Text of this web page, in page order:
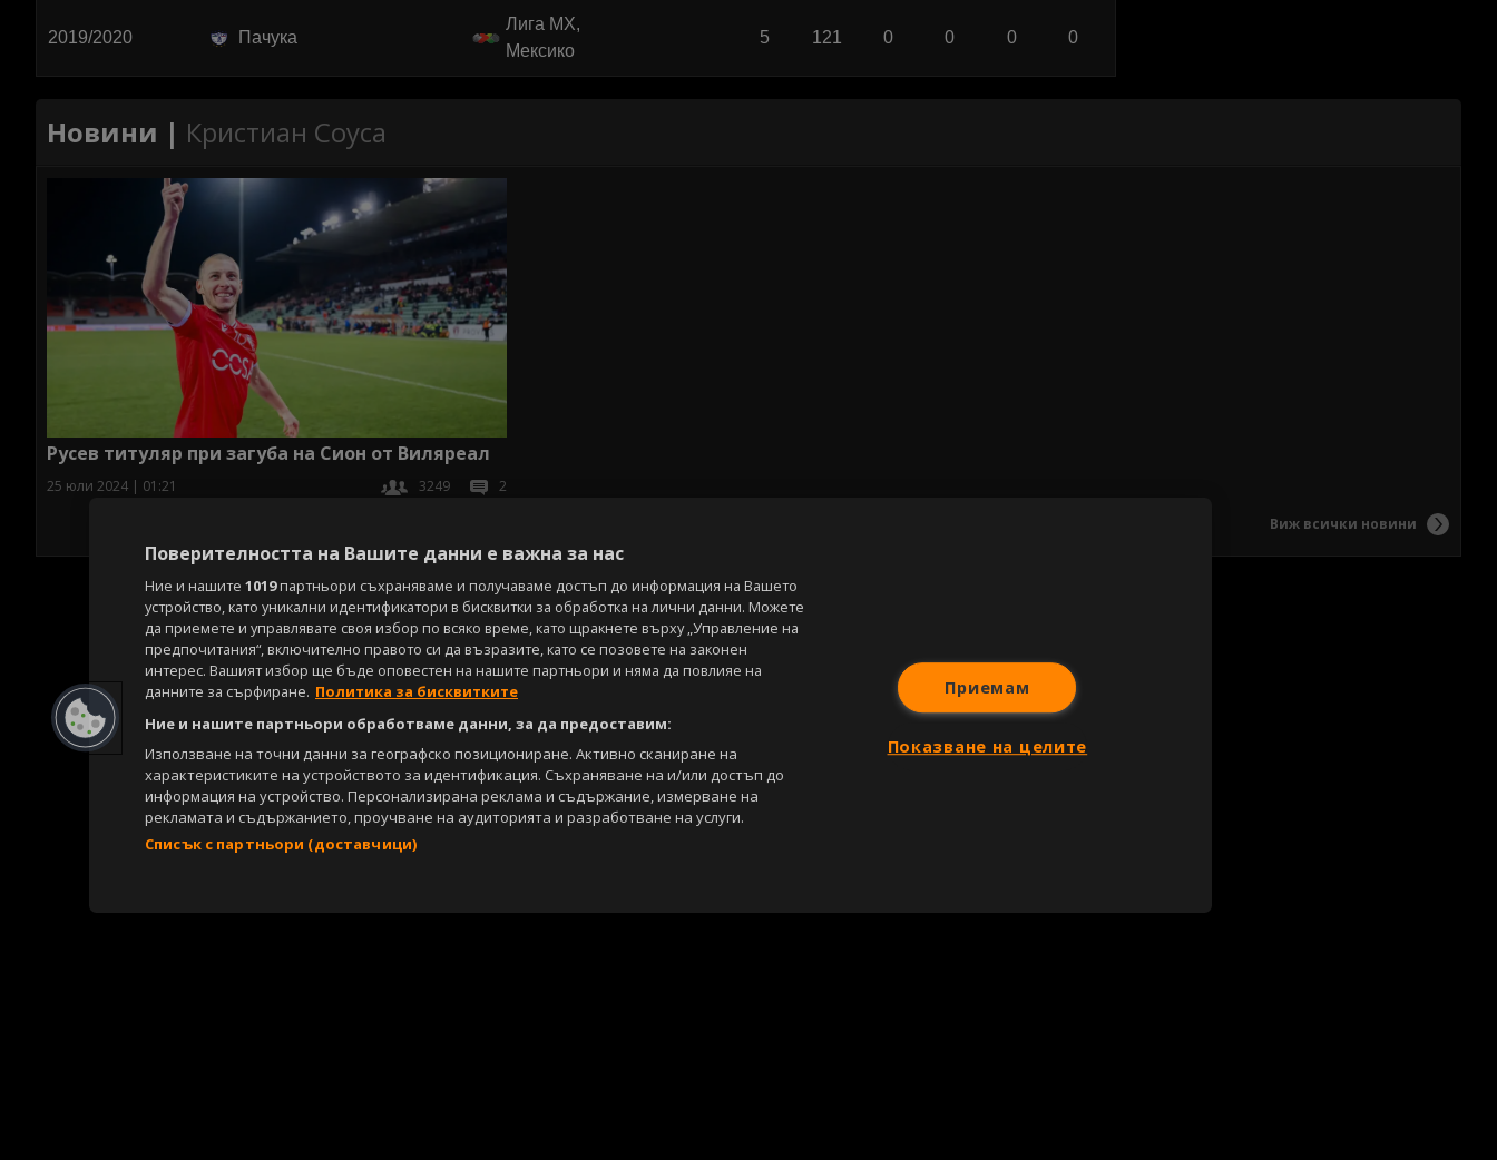
2019/2020 Пачука
Лига МХ,
Мексико
5 121 0 0 0 0
Новини | Кристиан Соуса
Русев титуляр при загуба на Сион от Виляреал
25 юли 2024 | 01:21 3249
2
Виж всички новини
Поверителността на Вашите данни е важна за нас
Ние и нашите 1019партньори съхраняваме и получаваме достъп до информация на Вашето
устройство, като уникални идентификатори в бисквитки за обработка на лични данни. Можете
да приемете и управлявате своя избор по всяко време, като щракнете върху „Управление на
предпочитания“, включително правото си да възразите, като се позовете на законен
интерес. Вашият избор ще бъде оповестен на нашите партньори и няма да повлияе на
данните за сърфиране. Политика за бисквитките
Ние и нашите партньори обработваме данни, за да предоставим:
Използване на точни данни за географско позициониране. Активно сканиране на
характеристиките на устройството за идентификация. Съхраняване на и/или достъп до
информация на устройство. Персонализирана реклама и съдържание, измерване на
рекламата и съдържанието, проучване на аудиторията и разработване на услуги.
Списък с партньори (доставчици)
Приемам
Показване на целите